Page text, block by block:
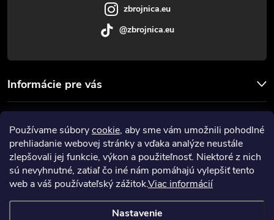
Používame súborycookie, aby sme vám umožnili pohodlné
prehliadanie webovej stránky a vďaka analýze neustále
zlepšovali jej funkcie, výkon a použiteľnosť. Niektoré z nich
sú nevyhnutné, zatiaľ čo iné nám pomáhajú vylepšiť tento
web a váš používateľský zážitok.Viac informácií
Nastavenie
Informácie pre vás
Prijímame online platby
zbrojnica.eu
@zbrojnica.eu